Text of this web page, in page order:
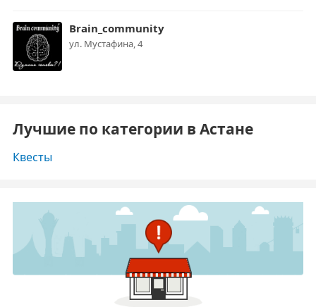
Brain_community
ул. Мустафина, 4
Лучшие по категории в Астане
Квесты